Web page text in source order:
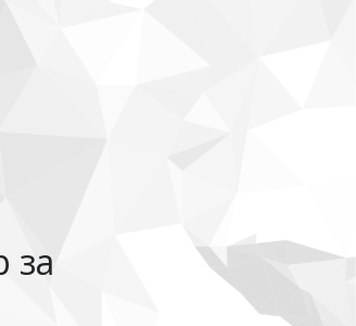
за